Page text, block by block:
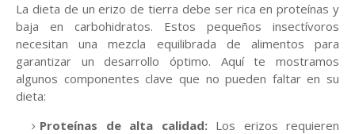
La dieta de un erizo de tierra debe ser rica en proteínas y
baja en carbohidratos. Estos pequeños insectívoros
necesitan una mezcla equilibrada de alimentos para
garantizar un desarrollo óptimo. Aquí te mostramos
algunos componentes clave que no pueden faltar en su
dieta:
Proteínas de alta calidad:Los erizos requieren